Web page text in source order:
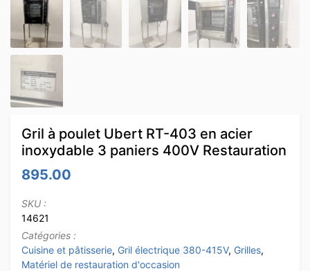
Gril à poulet Ubert RT-403 en acier
inoxydable 3 paniers 400V Restauration
895.00
SKU :
14621
Catégories :
Cuisine et pâtisserie, Gril électrique 380-415V, Grilles,
Matériel de restauration d'occasion